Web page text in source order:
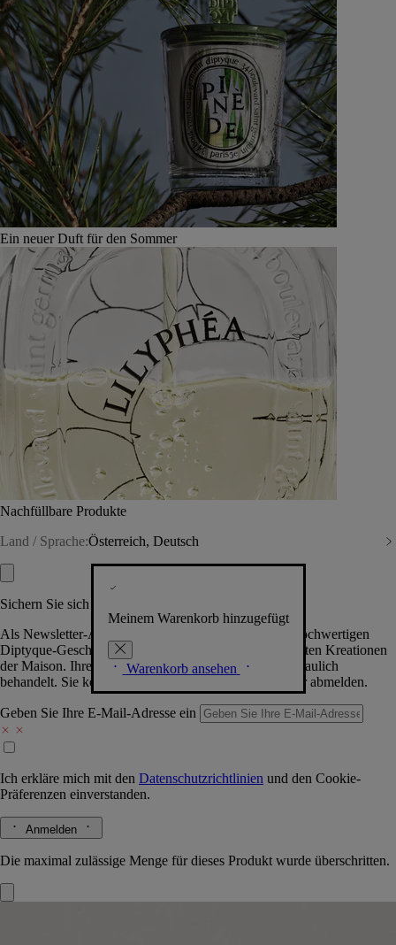
Ein neuer Duft für den Sommer
Nachfüllbare Produkte
Land / Sprache:Österreich, Deutsch
Meinem Warenkorb hinzugefügt
Warenkorb ansehen
Sichern Sie sich exklusive Vorteile
Als Newsletter-Abonnent.in erhalten Sie Zugang zu hochwertigen
Diptyque-Geschenken, Events & News über die neuesten Kreationen
der Maison. Ihre Daten werden selbstverständlich vertraulich
behandelt. Sie können sich jederzeit problemlos wieder abmelden.
Geben Sie Ihre E-Mail-Adresse ein
Ich erkläre mich mit den Datenschutzrichtlinien und den Cookie-
Präferenzen einverstanden.
Anmelden
Die maximal zulässige Menge für dieses Produkt wurde überschritten.